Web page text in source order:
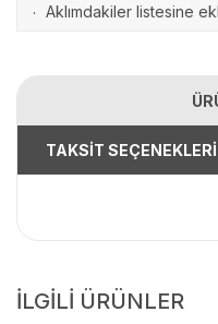
· Aklımdakiler listesine
TAKSİT SEÇENEKLERİ
İLGİLİ ÜRÜNLER